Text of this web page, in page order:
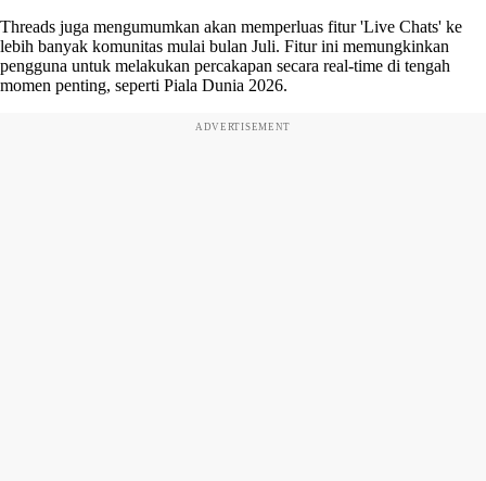
Threads juga mengumumkan akan memperluas fitur 'Live Chats' ke
lebih banyak komunitas mulai bulan Juli. Fitur ini memungkinkan
pengguna untuk melakukan percakapan secara real-time di tengah
momen penting, seperti Piala Dunia 2026.
ADVERTISEMENT